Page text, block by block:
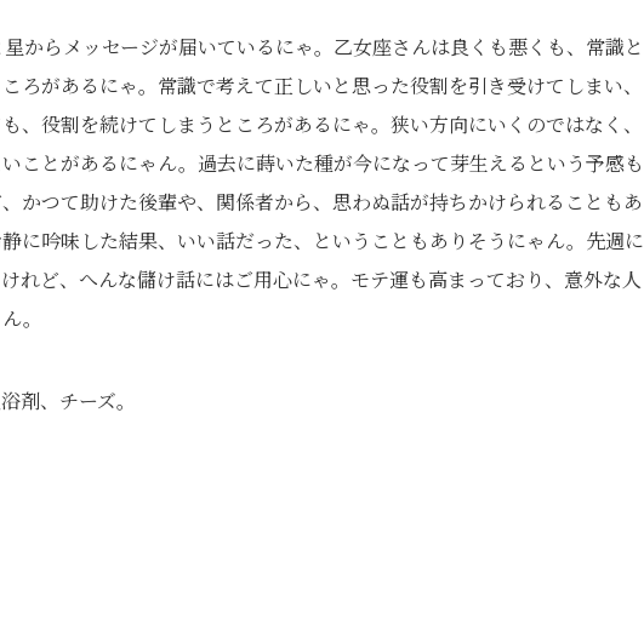
らメッセージが届いているにゃ。乙女座さんは良くも悪くも、常識と
ろがあるにゃ。常識で考えて正しいと思った役割を引き受けてしまい、
、役割を続けてしまうところがあるにゃ。狭い方向にいくのではなく、
ことがあるにゃん。過去に蒔いた種が今になって芽生えるという予感も
かつて助けた後輩や、関係者から、思わぬ話が持ちかけられることもあ
に吟味した結果、いい話だった、ということもありそうにゃん。先週に
れど、へんな儲け話にはご用心にゃ。モテ運も高まっており、意外な人
。
、チーズ。